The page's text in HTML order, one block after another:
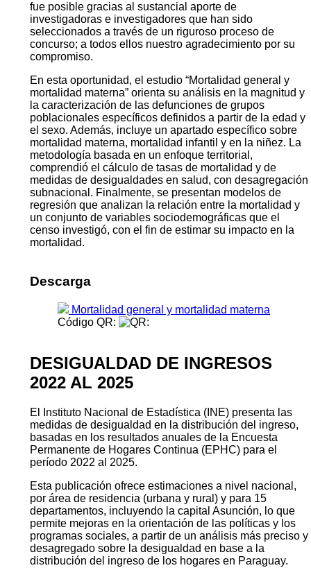
fue posible gracias al sustancial aporte de
investigadoras e investigadores que han sido
seleccionados a través de un riguroso proceso de
concurso; a todos ellos nuestro agradecimiento por su
compromiso.
En esta oportunidad, el estudio “Mortalidad general y
mortalidad materna” orienta su análisis en la magnitud y
la caracterización de las defunciones de grupos
poblacionales específicos definidos a partir de la edad y
el sexo. Además, incluye un apartado específico sobre
mortalidad materna, mortalidad infantil y en la niñez. La
metodología basada en un enfoque territorial,
comprendió el cálculo de tasas de mortalidad y de
medidas de desigualdades en salud, con desagregación
subnacional. Finalmente, se presentan modelos de
regresión que analizan la relación entre la mortalidad y
un conjunto de variables sociodemográficas que el
censo investigó, con el fin de estimar su impacto en la
mortalidad.
Descarga
Mortalidad general y mortalidad materna
Código QR:
DESIGUALDAD DE INGRESOS
2022 AL 2025
El Instituto Nacional de Estadística (INE) presenta las
medidas de desigualdad en la distribución del ingreso,
basadas en los resultados anuales de la Encuesta
Permanente de Hogares Continua (EPHC) para el
período 2022 al 2025.
Esta publicación ofrece estimaciones a nivel nacional,
por área de residencia (urbana y rural) y para 15
departamentos, incluyendo la capital Asunción, lo que
permite mejoras en la orientación de las políticas y los
programas sociales, a partir de un análisis más preciso y
desagregado sobre la desigualdad en base a la
distribución del ingreso de los hogares en Paraguay.